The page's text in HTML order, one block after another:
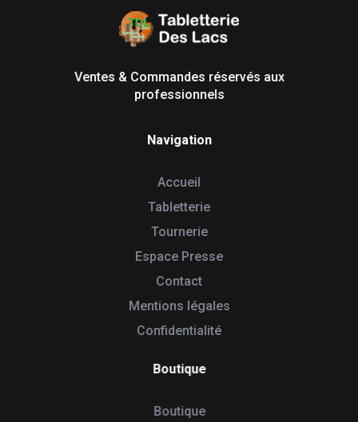
Ventes & Commandes réservés aux
professionnels
Navigation
Accueil
Tabletterie
Tournerie
Espace Presse
Contact
Mentions légales
Confidentialité
Boutique
Boutique